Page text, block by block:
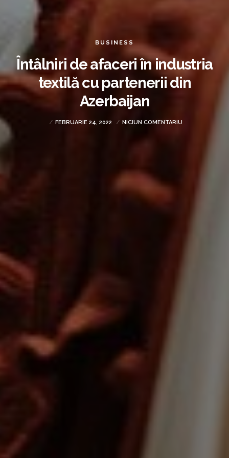
BUSINESS
Întâlniri de afaceri în industria
textilă cu partenerii din
Azerbaijan
FEBRUARIE 24, 2022 NICIUN COMENTARIU